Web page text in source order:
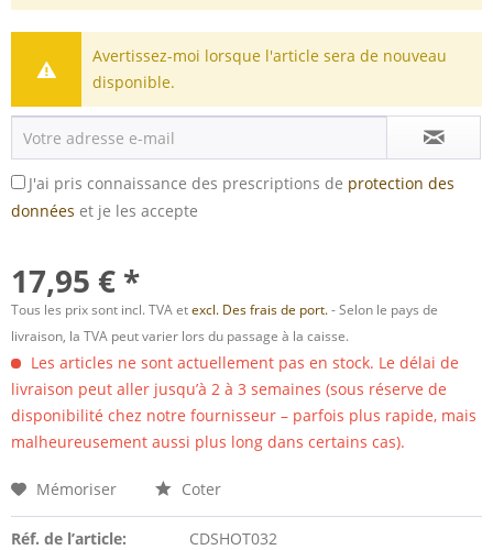
Avertissez-moi lorsque l'article sera de nouveau
disponible.
J'ai pris connaissance des prescriptions de protection des
données et je les accepte
17,95 € *
Tous les prix sont incl. TVA etexcl. Des frais de port.- Selon le pays de
livraison, la TVA peut varier lors du passage à la caisse.
Les articles ne sont actuellement pas en stock. Le délai de
livraison peut aller jusqu’à 2 à 3 semaines (sous réserve de
disponibilité chez notre fournisseur – parfois plus rapide, mais
malheureusement aussi plus long dans certains cas).
Mémoriser Coter
Réf. de l’article:
CDSHOT032